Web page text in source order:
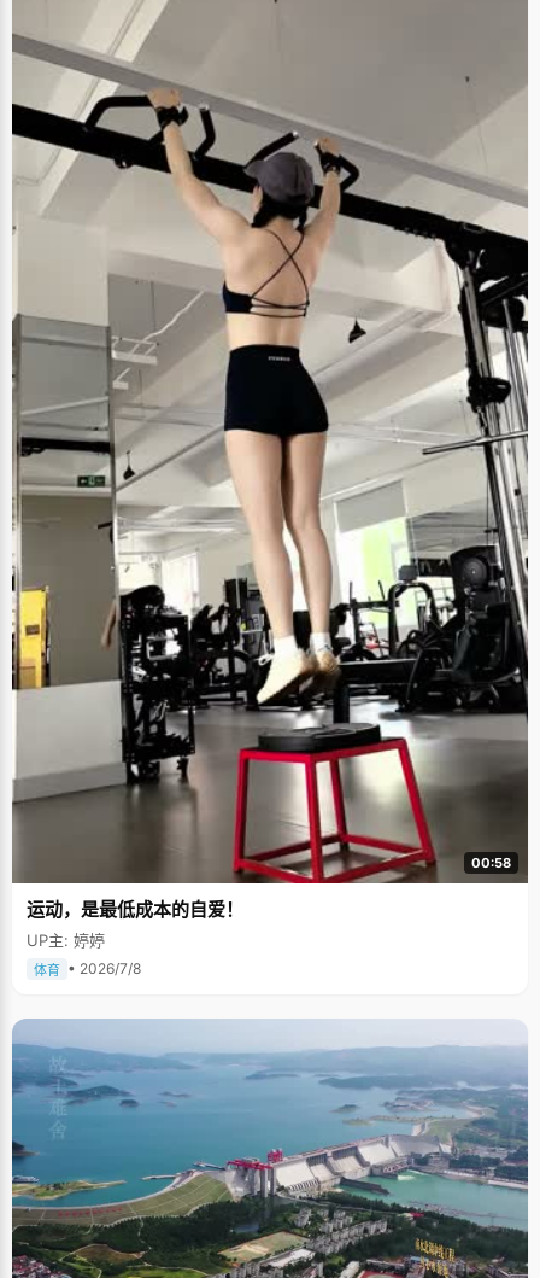
00:58
运动，是最低成本的自爱！
UP主: 婷婷
体育 • 2026/7/8